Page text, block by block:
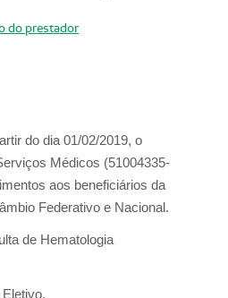
do prestador
do dia 01/02/2019, o
Médicos (51004335-
aos beneficiários da
Federativo e Nacional.
de Hematologia
Eletivo.